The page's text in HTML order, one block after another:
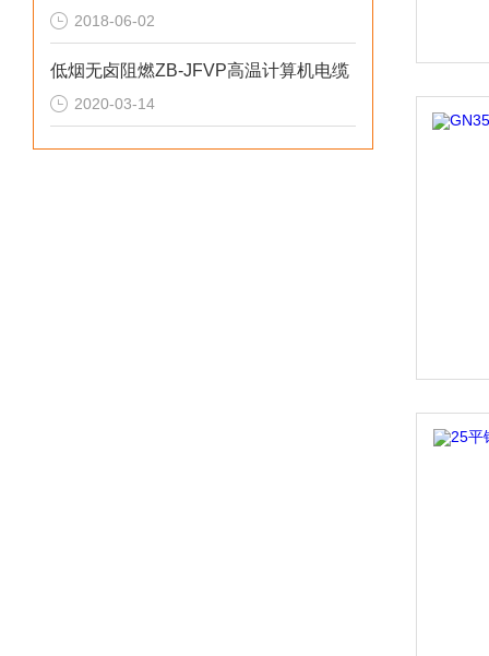
2018-06-02
低烟无卤阻燃ZB-JFVP高温计算机电缆
2020-03-14